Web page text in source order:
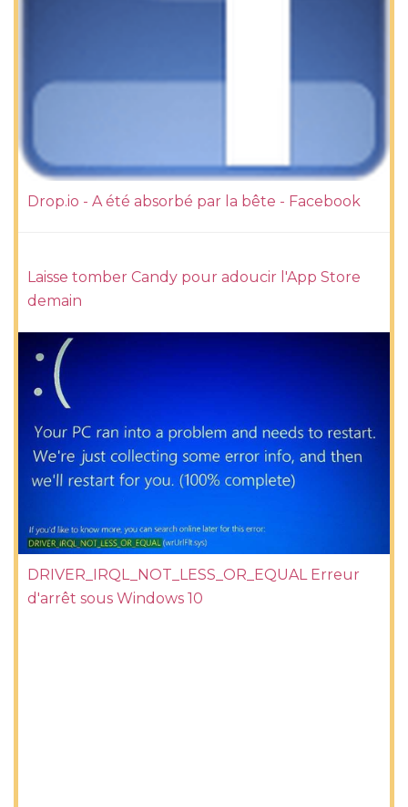
Drop.io - A été absorbé par la bête - Facebook
Laisse tomber Candy pour adoucir l'App Store
demain
DRIVER_IRQL_NOT_LESS_OR_EQUAL Erreur
d'arrêt sous Windows 10